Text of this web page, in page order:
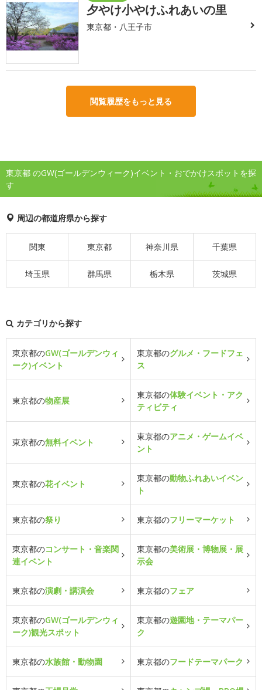
夕やけ小やけふれあいの里
東京都・八王子市
閲覧履歴をもっと見る
東京都 のGW(ゴールデンウィーク)イベント・おでかけスポットを探
す
周辺の都道府県から探す
関東 東京都 神奈川県 千葉県
埼玉県 群馬県 栃木県 茨城県
カテゴリから探す
東京都のGW(ゴールデンウィ
ーク)イベント
東京都のグルメ・フードフェ
ス
東京都の物産展
東京都の体験イベント・アク
ティビティ
東京都の無料イベント
東京都のアニメ・ゲームイベ
ント
東京都の花イベント
東京都の動物ふれあいイベン
ト
東京都の祭り 東京都のフリーマーケット
東京都のコンサート・音楽関
連イベント
東京都の美術展・博物展・展
示会
東京都の演劇・講演会 東京都のフェア
東京都のGW(ゴールデンウィ
ーク)観光スポット
東京都の遊園地・テーマパー
ク
東京都の水族館・動物園 東京都のフードテーマパーク